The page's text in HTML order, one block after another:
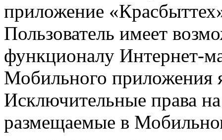
приложение
Пользователь имеет
функционалу Интернет-
Мобильного приложения
Исключительные права
размещаемые в